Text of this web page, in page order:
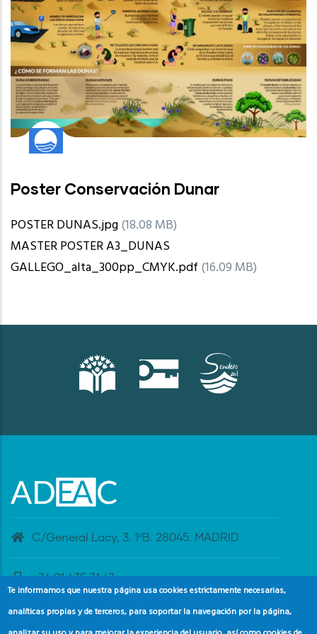
Poster Conservación Dunar
POSTER DUNAS.jpg(18.08 MB)
MASTER POSTER A3_DUNAS
GALLEGO_alta_300pp_CMYK.pdf (16.09 MB)
C/General Lacy, 3. 1ºB. 28045. MADRID
+34 91 435 31 47
banderaazul@adeac.es
Te informamos que nuestra página usa cookies estrictamente necesarias,
analíticas propias y de terceros, para soportar la navegación por la página,